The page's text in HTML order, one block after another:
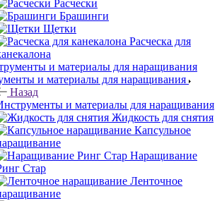
Расчески
Брашинги
Щетки
Расческа для
и материалы для наращивания
Назад
и материалы для наращивания
Жидкость для снятия
Капсульное
Наращивание
Стар
Ленточное